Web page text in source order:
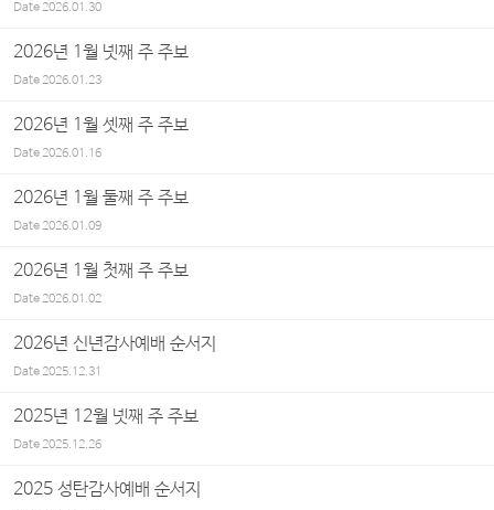
Date2026.01.30
2026년 1월 넷째 주 주보
Date2026.01.23
2026년 1월 셋째 주 주보
Date2026.01.16
2026년 1월 둘째 주 주보
Date2026.01.09
2026년 1월 첫째 주 주보
Date2026.01.02
2026년 신년감사예배 순서지
Date2025.12.31
2025년 12월 넷째 주 주보
Date2025.12.26
2025 성탄감사예배 순서지